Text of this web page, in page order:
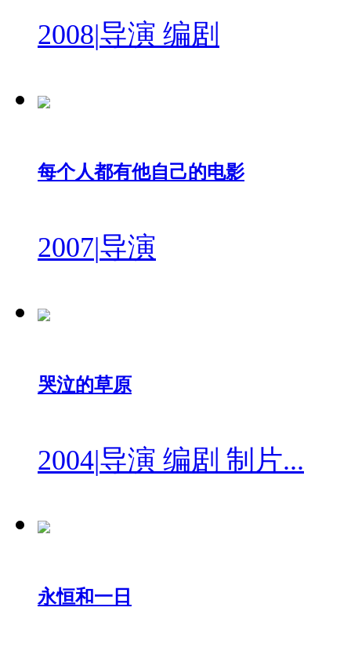
2008|导演 编剧
每个人都有他自己的电影
2007|导演
哭泣的草原
2004|导演 编剧 制片...
永恒和一日